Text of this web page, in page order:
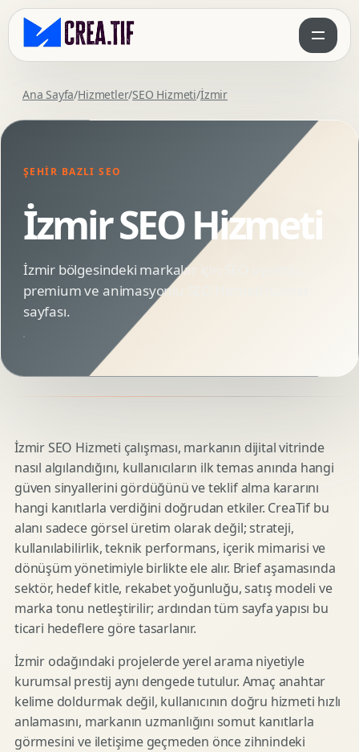
Ana Sayfa/Hizmetler/SEO Hizmeti/İzmir
ŞEHIR BAZLI SEO
İzmir SEO Hizmeti
İzmir bölgesindeki markalar için SEO uyumlu,
premium ve animasyonlu SEO Hizmeti hizmet
sayfası.
İzmir SEO Hizmeti çalışması, markanın dijital vitrinde
nasıl algılandığını, kullanıcıların ilk temas anında hangi
güven sinyallerini gördüğünü ve teklif alma kararını
hangi kanıtlarla verdiğini doğrudan etkiler. CreaTif bu
alanı sadece görsel üretim olarak değil; strateji,
kullanılabilirlik, teknik performans, içerik mimarisi ve
dönüşüm yönetimiyle birlikte ele alır. Brief aşamasında
sektör, hedef kitle, rekabet yoğunluğu, satış modeli ve
marka tonu netleştirilir; ardından tüm sayfa yapısı bu
ticari hedeflere göre tasarlanır.
İzmir odağındaki projelerde yerel arama niyetiyle
kurumsal prestij aynı dengede tutulur. Amaç anahtar
kelime doldurmak değil, kullanıcının doğru hizmeti hızlı
anlamasını, markanın uzmanlığını somut kanıtlarla
görmesini ve iletişime geçmeden önce zihnindeki